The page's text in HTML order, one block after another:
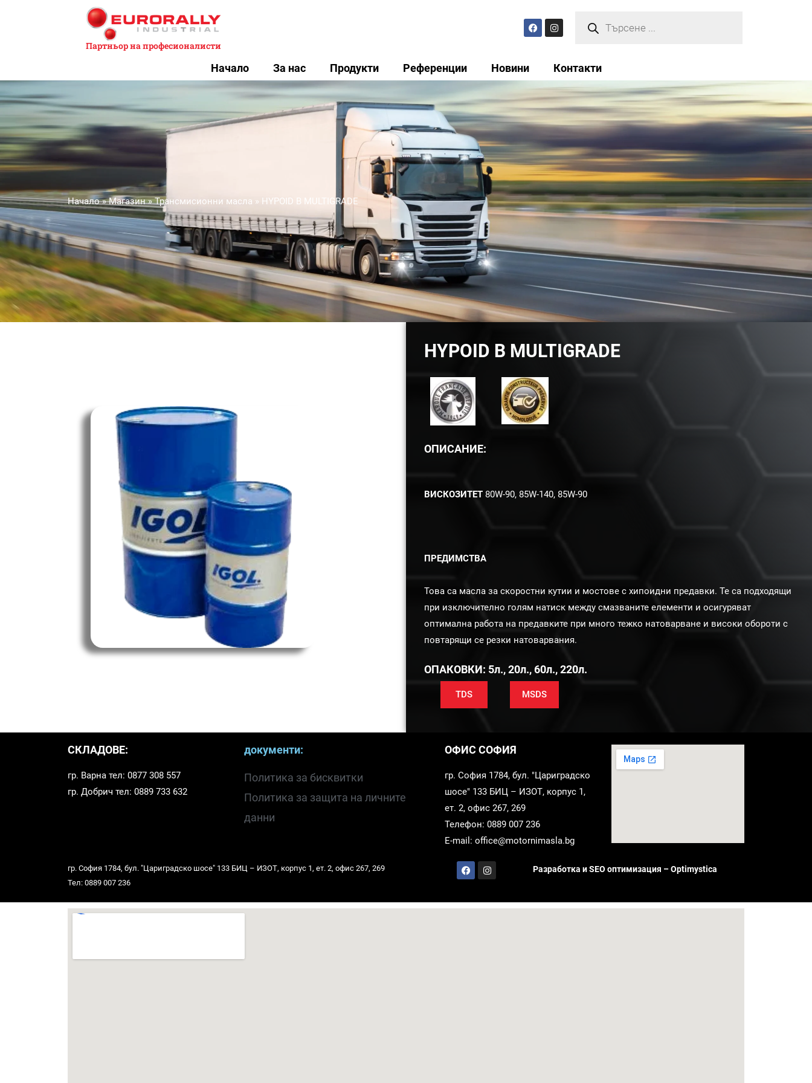
Партньор на професионалисти
Начало За нас Продукти Референции Новини Контакти
Начало»Магазин»Трансмисионни масла » HYPOID B MULTIGRADE
HYPOID B MULTIGRADE
ОПИСАНИЕ:
ВИСКОЗИТЕТ 80W-90, 85W-140, 85W-90
ПРЕДИМСТВА
Това са масла за скоростни кутии и мостове с хипоидни предавки. Те са подходящи
при изключително голям натиск между смазваните елементи и осигуряват
оптимална работа на предавките при много тежко натоварване и високи обороти с
повтарящи се резки натоварвания.
ОПАКОВКИ: 5л., 20л., 60л., 220л.
TDS MSDS
СКЛАДОВЕ:
гр. Варна тел: 0877 308 557
гр. Добрич тел: 0889 733 632
документи:
Политика за бисквитки
Политика за защита на личните
данни
ОФИС СОФИЯ
гр. София 1784, бул. "Цариградско
шосе" 133 БИЦ – ИЗОТ, корпус 1,
ет. 2, офис 267, 269
Телефон: 0889 007 236
E-mail: office@motornimasla.bg
гр. София 1784, бул. "Цариградско шосе" 133 БИЦ – ИЗОТ, корпус 1, ет. 2, офис 267, 269
Тел: 0889 007 236
Разработка и SEO оптимизация – Optimystica